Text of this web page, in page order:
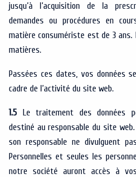
jusqu’à l’acquisition de la
demandes ou procédures en
matière consumériste est de 3
matières.
Passées ces dates, vos données
cadre de l’activité du site web.
1.5 Le traitement des données
destiné au responsable du site
son responsable ne divulguent
Personnelles et seules les
notre société auront accès à